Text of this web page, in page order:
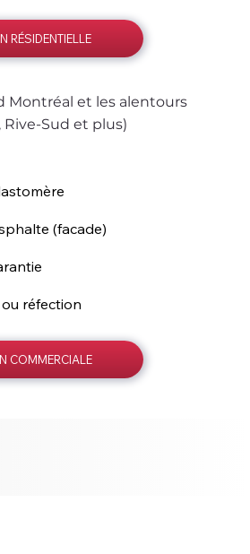
RÉSIDENTIELLE
COMMERCIALE
Montréal et les alentours
Rive-Sud et plus)
(facade)
réfection